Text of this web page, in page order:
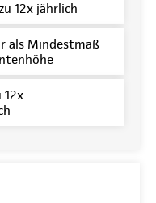
12x jährlich
als Mindestmaß
12x